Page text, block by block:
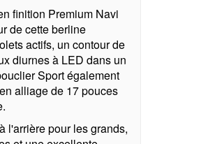
finition Premium Navi
de cette berline
actifs, un contour de
diurnes à LED dans un
Sport également
alliage de 17 pouces
l'arrière pour les grands,